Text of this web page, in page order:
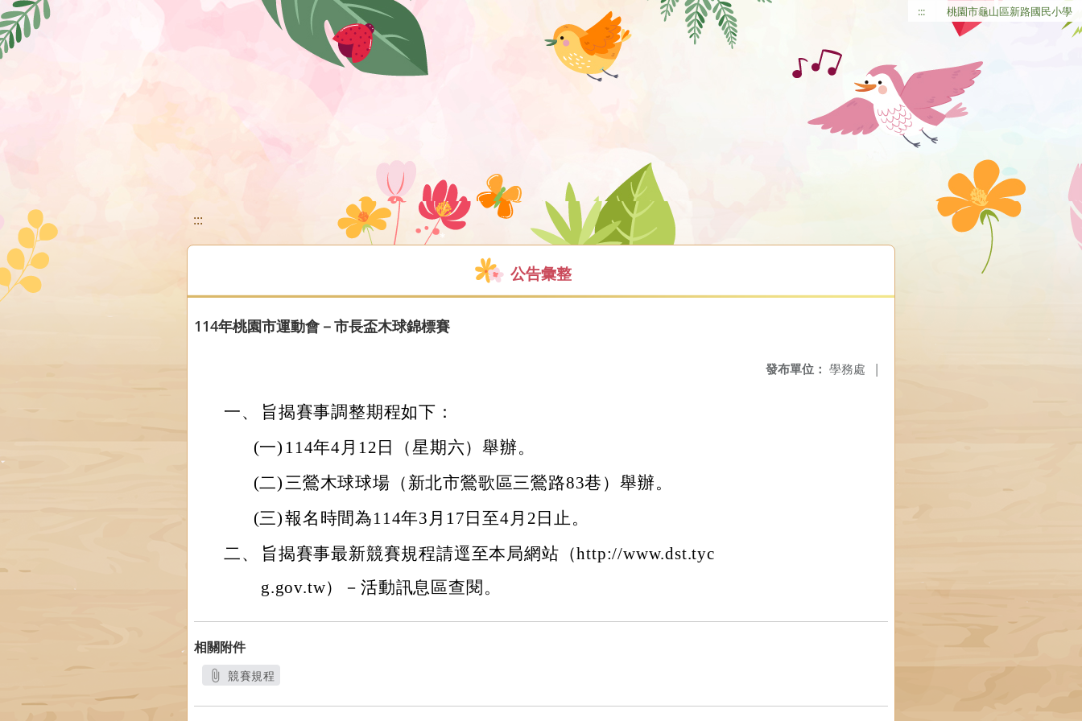
移至網頁之主要內容區位置 ::: 桃園市龜山區新路國民小學
:::
公告彙整
114年桃園市運動會－市長盃木球錦標賽
發布單位： 學務處 |
一、
旨揭賽事調整期程如下：
(一) 114年4月12日（星期六）舉辦。
(二)三鶯木球球場（新北市鶯歌區三鶯路83巷）舉辦。
(三)報名時間為114年3月17日至4月2日止。
二、
旨揭賽事最新競賽規程請逕至本局網站（http://www.dst.tyc
g.gov.tw）－活動訊息區查閱。
相關附件
競賽規程